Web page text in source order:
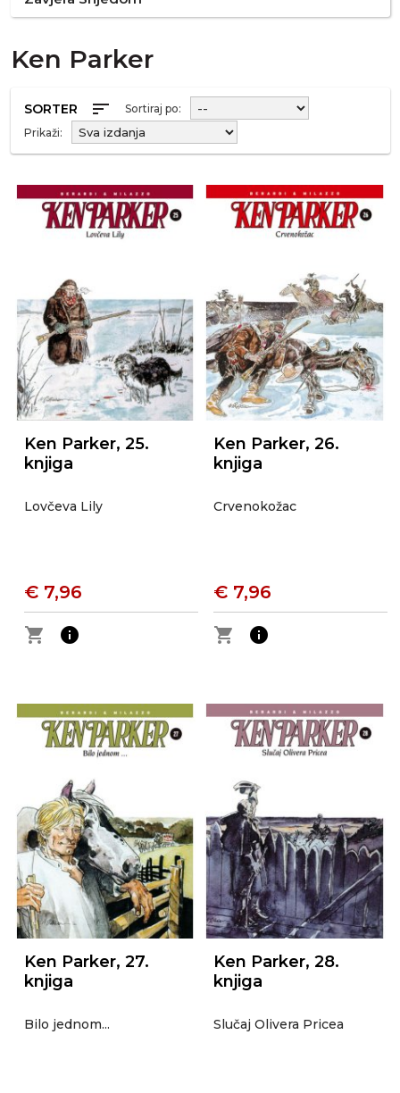
Ken Parker
SORTER sort
Sortiraj po:
Prikaži:
Ken Parker, 25.
knjiga
Lovčeva Lily
€ 7,96
shopping_cart
info
Ken Parker, 26.
knjiga
Crvenokožac
€ 7,96
shopping_cart
info
Ken Parker, 27.
knjiga
Bilo jednom...
Ken Parker, 28.
knjiga
Slučaj Olivera Pricea